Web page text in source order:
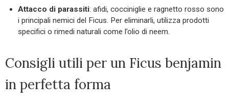
Attacco di parassiti: afidi, cocciniglie e ragnetto rosso sono
i principali nemici del Ficus. Per eliminarli, utilizza prodotti
specifici o rimedi naturali come l’olio di neem.
Consigli utili per un Ficus benjamin
in perfetta forma